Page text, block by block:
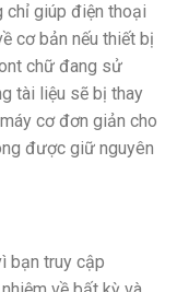
chỉ giúp điện thoại
cơ bản nếu thiết bị
chữ đang sử
tài liệu sẽ bị thay
cơ đơn giản cho
được giữ nguyên
bạn truy cập